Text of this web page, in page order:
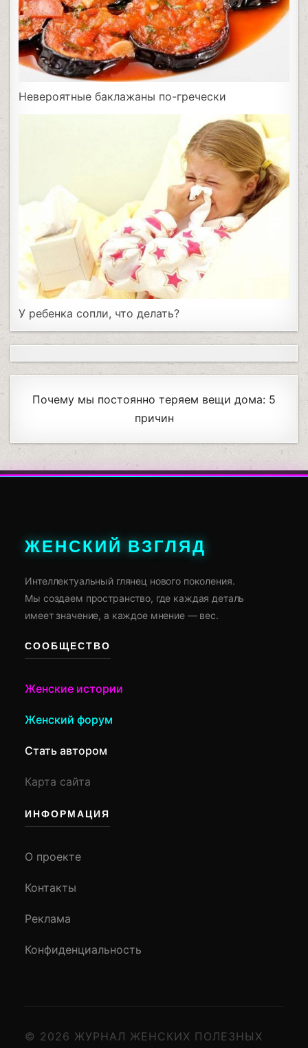
Невероятные баклажаны по-гречески
У ребенка сопли, что делать?
Почему мы постоянно теряем вещи дома: 5
причин
ЖЕНСКИЙ ВЗГЛЯД
Интеллектуальный глянец нового поколения.
Мы создаем пространство, где каждая деталь
имеет значение, а каждое мнение — вес.
СООБЩЕСТВО
Женские истории
Женский форум
Стать автором
Карта сайта
ИНФОРМАЦИЯ
О проекте
Контакты
Реклама
Конфиденциальность
© 2026 ЖУРНАЛ ЖЕНСКИХ ПОЛЕЗНЫХ